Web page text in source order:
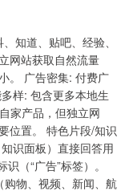
知道、贴吧、经验、
网站获取自然流量
。 广告密集: 付费广
样: 包含更多本地生
家产品，但独立网
位置。 特色片段/知识
识面板）直接回答用
（“广告”标签）。
物、视频、新闻、航